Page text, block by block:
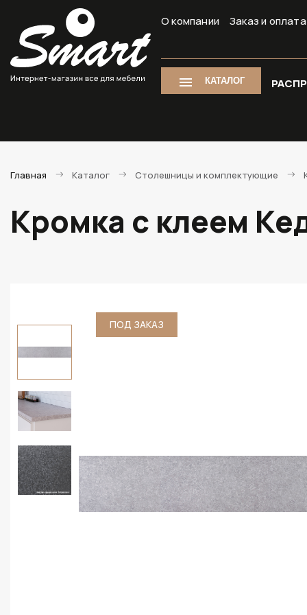
О компании Заказ и оплата
КАТАЛОГ
Главная Каталог Столешницы и комплектующие
Кромка с клеем
ПОД ЗАКАЗ